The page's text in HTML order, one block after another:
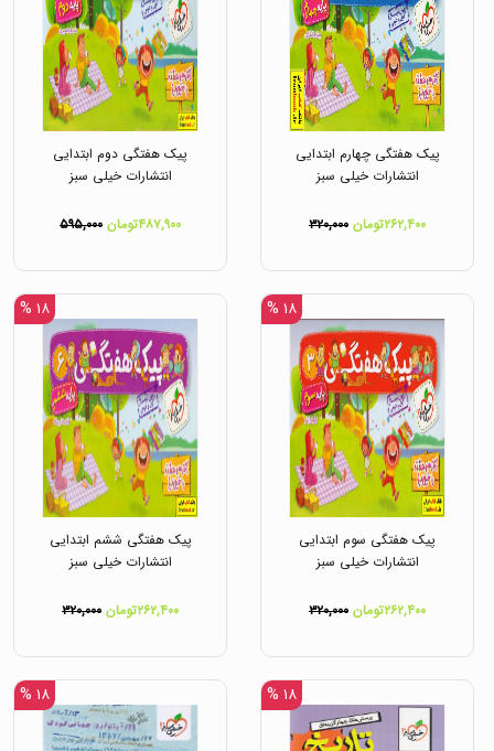
پیک هفتگی چهارم ابتدایی
انتشارات خیلی سبز
۲۶۲,۴۰۰تومان ۳۲۰,۰۰۰
پیک هفتگی دوم ابتدایی
انتشارات خیلی سبز
۴۸۷,۹۰۰تومان ۵۹۵,۰۰۰
۱۸ %
پیک هفتگی سوم ابتدایی
انتشارات خیلی سبز
۲۶۲,۴۰۰تومان ۳۲۰,۰۰۰
۱۸ %
پیک هفتگی ششم ابتدایی
انتشارات خیلی سبز
۲۶۲,۴۰۰تومان ۳۲۰,۰۰۰
۱۸ % ۱۸ %